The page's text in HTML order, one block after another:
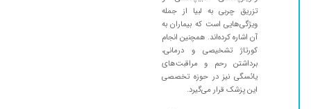
تزریق چربی به لبیا از جمله
ویژگی‌هایی است که بیماران به
آن اشاره کرده‌اند. همچنین انجام
کورتاژ تشخیصی و درمانی،
برداشتن رحم و مراقبت‌های
یائسگی نیز در حوزه تخصصی
این پزشک قرار می‌گیرد.